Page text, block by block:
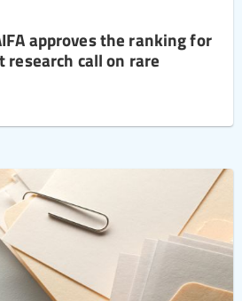
approves the ranking for
call on rare